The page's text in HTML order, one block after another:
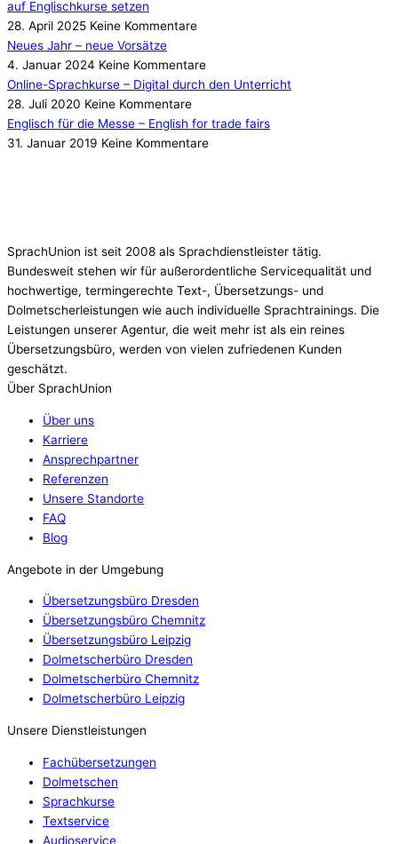
auf Englischkurse setzen
28. April 2025 Keine Kommentare
Neues Jahr – neue Vorsätze
4. Januar 2024 Keine Kommentare
Online-Sprachkurse – Digital durch den Unterricht
28. Juli 2020 Keine Kommentare
Englisch für die Messe – English for trade fairs
31. Januar 2019 Keine Kommentare
SprachUnion ist seit 2008 als Sprachdienstleister tätig.
Bundesweit stehen wir für außerordentliche Servicequalität und
hochwertige, termingerechte Text-, Übersetzungs- und
Dolmetscherleistungen wie auch individuelle Sprachtrainings. Die
Leistungen unserer Agentur, die weit mehr ist als ein reines
Übersetzungsbüro, werden von vielen zufriedenen Kunden
geschätzt.
Über SprachUnion
Über uns
Karriere
Ansprechpartner
Referenzen
Unsere Standorte
FAQ
Blog
Angebote in der Umgebung
Übersetzungsbüro Dresden
Übersetzungsbüro Chemnitz
Übersetzungsbüro Leipzig
Dolmetscherbüro Dresden
Dolmetscherbüro Chemnitz
Dolmetscherbüro Leipzig
Unsere Dienstleistungen
Fachübersetzungen
Dolmetschen
Sprachkurse
Textservice
Audioservice